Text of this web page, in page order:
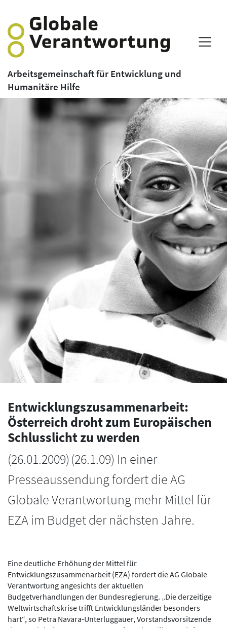
Arbeitsgemeinschaft für Entwicklung und
Humanitäre Hilfe
Entwicklungszusammenarbeit:
Österreich droht zum Europäischen
Schlusslicht zu werden
(26.01.2009) (26.1.09) In einer
Presseaussendung fordert die AG
Globale Verantwortung mehr Mittel für
EZA im Budget der nächsten Jahre.
Eine deutliche Erhöhung der Mittel für
Entwicklungszusammenarbeit (EZA) fordert die AG Globale
Verantwortung angesichts der aktuellen
Budgetverhandlungen der Bundesregierung. „Die derzeitige
Weltwirtschaftskrise trifft Entwicklungsländer besonders
hart“, so Petra Navara-Unterluggauer, Vorstandsvorsitzende